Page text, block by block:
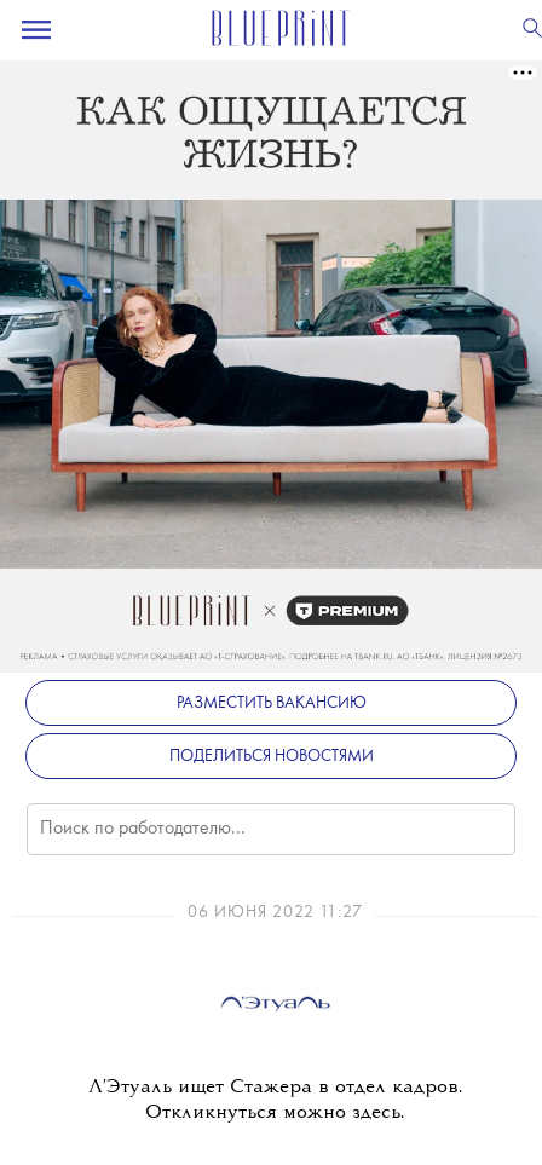
РАЗМЕСТИТЬ ВАКАНСИЮ
ПОДЕЛИТЬСЯ НОВОСТЯМИ
06 ИЮНЯ 2022 11:27
Л'Этуаль ищет Стажера в отдел кадров.
Откликнуться можно здесь.